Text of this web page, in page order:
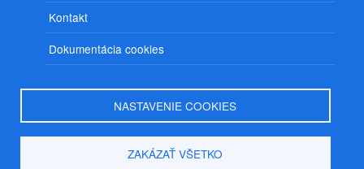
Kontakt
Dokumentácia cookies
NASTAVENIE COOKIES
ZAKÁZAŤ VŠETKO